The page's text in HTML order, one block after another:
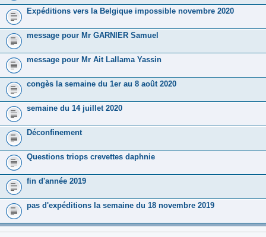
Expéditions vers la Belgique impossible novembre 2020
message pour Mr GARNIER Samuel
message pour Mr Ait Lallama Yassin
congès la semaine du 1er au 8 août 2020
semaine du 14 juillet 2020
Déconfinement
Questions triops crevettes daphnie
fin d'année 2019
pas d'expéditions la semaine du 18 novembre 2019